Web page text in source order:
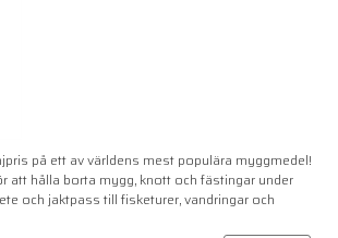
på ett av världens mest populära myggmedel!
att hålla borta mygg, knott och fästingar under
och jaktpass till fisketurer, vandringar och